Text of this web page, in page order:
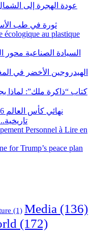
عودة الهجرة إلى
ثورة في طب
écologique au plastique
السيادة الصناعية
الهيدروجين الأخضر في
كتاب “ذاكرة ملك”: لماذا
Personnel à Lire en
for Trump’s peace plan
(1) Media (136)
(172)